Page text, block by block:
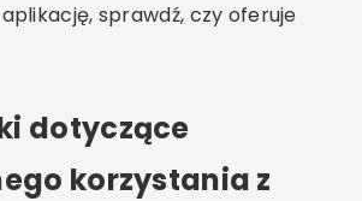
sprawdź, czy oferuje
dotyczące
korzystania z